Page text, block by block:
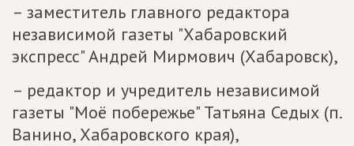
– заместитель главного редактора
независимой газеты "Хабаровский
экспресс" Андрей Мирмович (Хабаровск),
– редактор и учредитель независимой
газеты "Моё побережье" Татьяна Седых (п.
Ванино, Хабаровского края),